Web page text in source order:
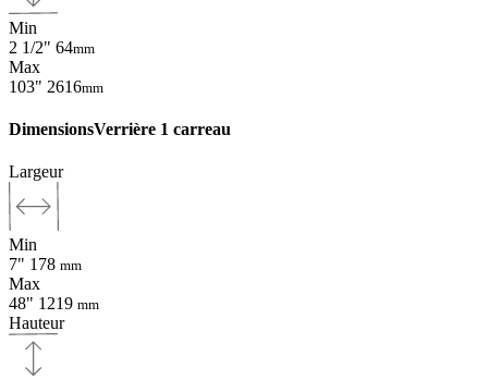
Min
2 1/2" 64mm
Max
103" 2616mm
DimensionsVerrière 1 carreau
Largeur
Min
7" 178 mm
Max
48" 1219 mm
Hauteur